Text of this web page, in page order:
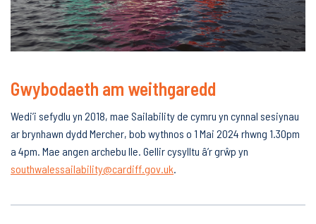
Gwybodaeth am weithgaredd
Wedi’i sefydlu yn 2018, mae Sailability de cymru yn cynnal sesiynau
ar brynhawn dydd Mercher, bob wythnos o 1 Mai 2024 rhwng 1.30pm
a 4pm. Mae angen archebu lle. Gellir cysylltu â’r grŵp yn
southwalessailability@cardiff.gov.uk